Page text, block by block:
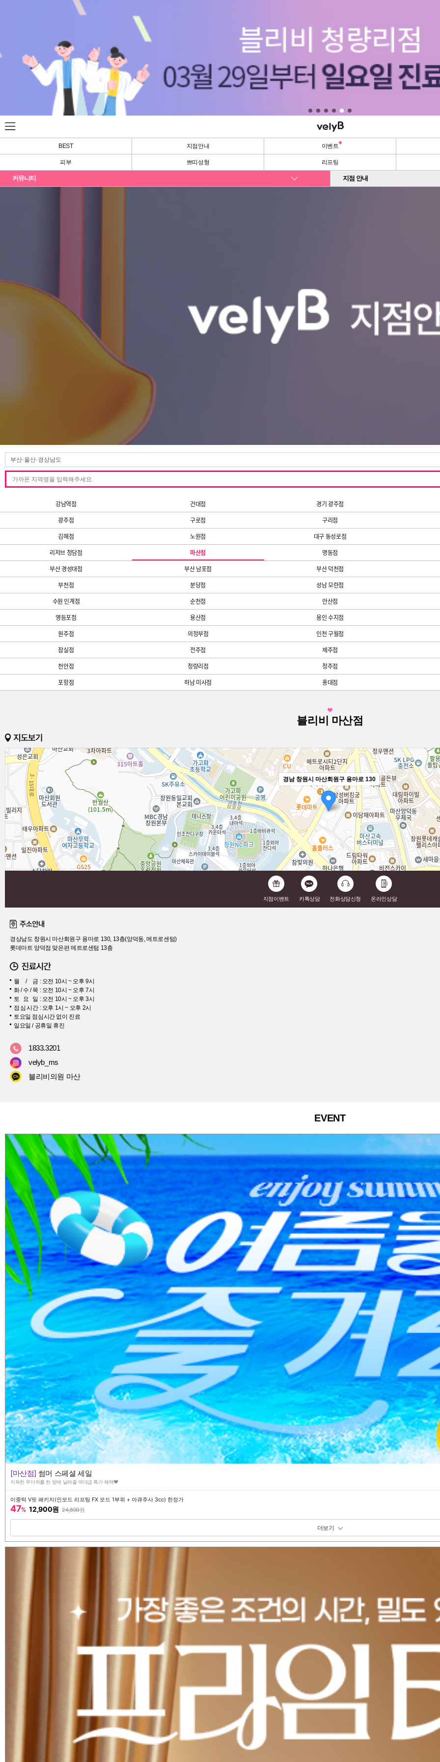
BEST 지점안내 이벤트
피부 쁘띠성형 리프팅
커뮤니티 지점 안내
강남역점 건대점
경기 광주점
광주점
구로점
구리점
김해점
노원점
대구 동성로점
리저브 청담점
마산점
명동점
부산 경성대점
부산 남포점
부산 덕천점
부천점
분당점
성남 모란점
수원 인계점
순천점
안산점
영등포점
용산점
용인 수지점
원주점
의정부점
인천 구월점
잠실점
전주점
제주점
천안점
청량리점
청주점
포항점
하남 미사점 홍대점
블리비 마산점
경남 창원시 마산회원구 용마로 130
주소
경남 창원시 마산회원구 용마로 130
전화
지점이벤트 카톡상담 전화상담신청 온라인상담
경상남도 창원시 마산회원구 용마로 130, 13층(양덕동, 메트로센텀)
롯데마트 양덕점 맞은편 메트로센텀 13층
월 / 금 : 오전 10시 ~ 오후 9시
화/ 수 / 목 : 오전 10시 ~ 오후 7시
토
요 일 : 오전 10시 ~ 오후 3시
점 심 시 간 : 오후 1시 ~ 오후 2시
토요일 점심시간 없이 진료
일요일 / 공휴일 휴진
1833.3201
velyb_ms
블리비의원 마산
EVENT
[마산점] 썸머 스페셜 세일
지독한 무더위를 한 방에 날려줄 역대급 특가 혜택♥️
이중턱 V핏 패키지(인모드 리프팅 FX 모드 1부위 + 아큐주사 3cc) 한정가
47% 12,900원 24,800원
패키지 보기 토글